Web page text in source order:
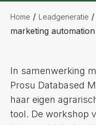
Home / Leadgeneratie /
marketing
In samenwerking
Prosu Databased
haar eigen
tool. De workshop